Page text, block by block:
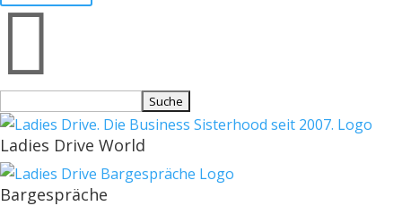

nach:
Ladies Drive World
Bargespräche